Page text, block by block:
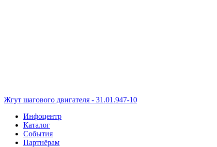
Жгут шагового двигателя - 31.01.947-10
Инфоцентр
Каталог
События
Партнёрам